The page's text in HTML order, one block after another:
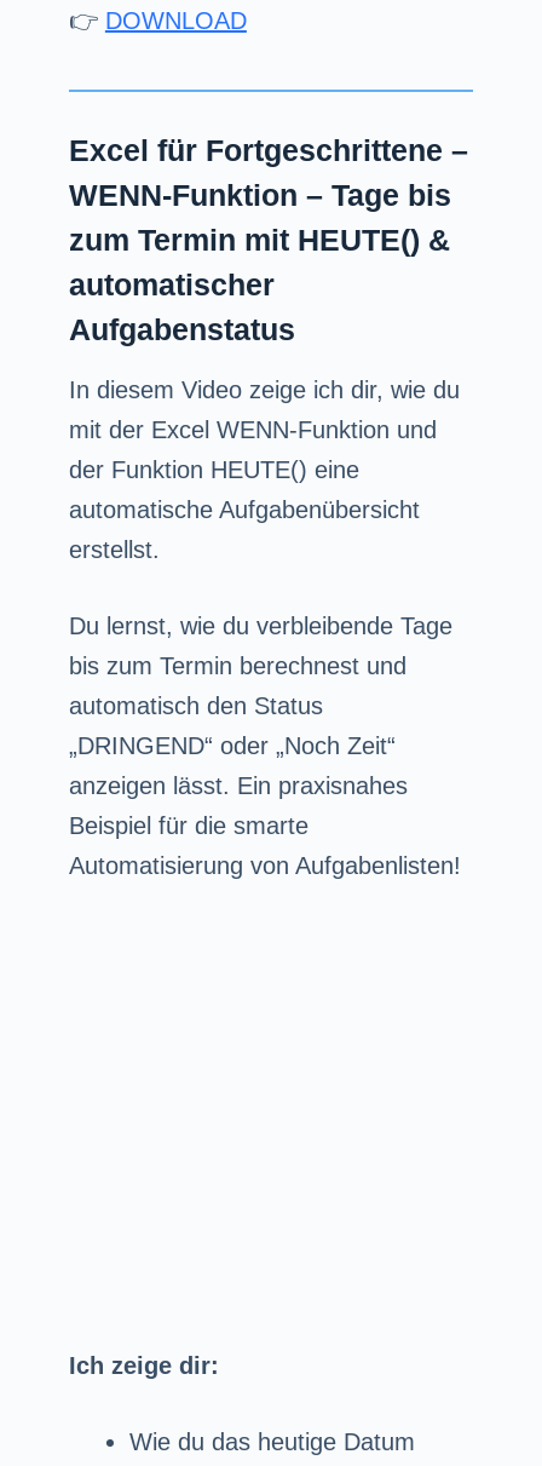
👉 DOWNLOAD
Excel für Fortgeschrittene –
WENN-Funktion – Tage bis
zum Termin mit HEUTE() &
automatischer
Aufgabenstatus
In diesem Video zeige ich dir, wie du
mit der Excel WENN-Funktion und
der Funktion HEUTE() eine
automatische Aufgabenübersicht
erstellst.
Du lernst, wie du verbleibende Tage
bis zum Termin berechnest und
automatisch den Status
„DRINGEND“ oder „Noch Zeit“
anzeigen lässt. Ein praxisnahes
Beispiel für die smarte
Automatisierung von Aufgabenlisten!
Ich zeige dir:
Wie du das heutige Datum